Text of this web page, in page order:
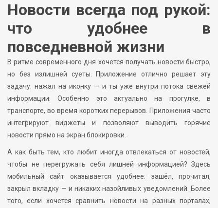
Новости всегда под рукой:
что удобнее в
повседневной жизни
В ритме современного дня хочется получать новости быстро,
но без излишней суеты. Приложение отлично решает эту
задачу: нажал на иконку — и ты уже внутри потока свежей
информации. Особенно это актуально на прогулке, в
транспорте, во время коротких перерывов. Приложения часто
интегрируют виджеты и позволяют выводить горячие
новости прямо на экран блокировки.
А как быть тем, кто любит иногда отвлекаться от новостей,
чтобы не перегружать себя лишней информацией? Здесь
мобильный сайт оказывается удобнее: зашёл, прочитал,
закрыл вкладку — и никаких назойливых уведомлений. Более
того, если хочется сравнить новости на разных порталах,